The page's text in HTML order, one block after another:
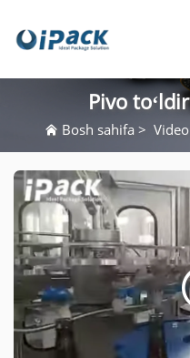
Pivo
Bosh sahifa > Video